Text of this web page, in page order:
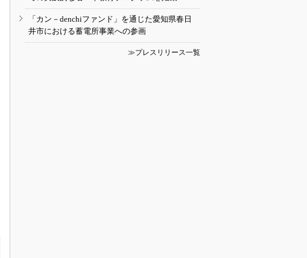
「カン－denchiファンド」を通じた愛知県春日
井市における蓄電所事業への参画
≫プレスリリース一覧